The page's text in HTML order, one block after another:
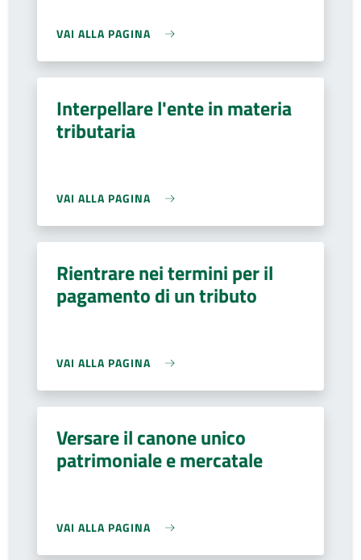
VAI ALLA PAGINA
Interpellare l'ente in materia
tributaria
VAI ALLA PAGINA
Rientrare nei termini per il
pagamento di un tributo
VAI ALLA PAGINA
Versare il canone unico
patrimoniale e mercatale
VAI ALLA PAGINA